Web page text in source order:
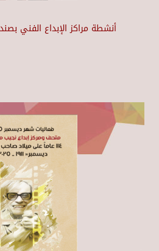
أنشطة مراكز الإبداع الفني